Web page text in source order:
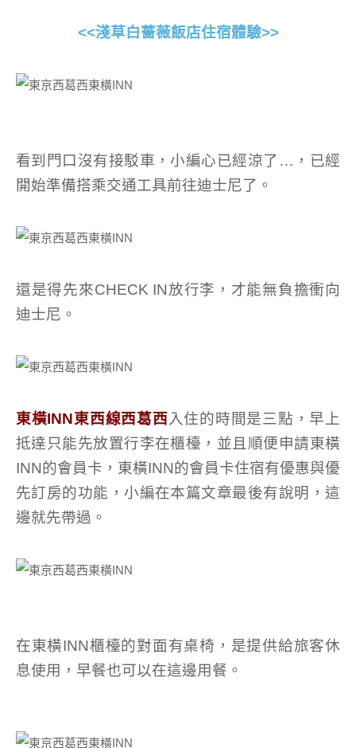
<<淺草白薔薇飯店住宿體驗>>
看到門口沒有接駁車，小編心已經涼了…，已經
開始準備搭乘交通工具前往迪士尼了。
還是得先來CHECK IN放行李，才能無負擔衝向
迪士尼。
東橫INN東西線西葛西入住的時間是三點，早上
抵達只能先放置行李在櫃檯，並且順便申請東橫
INN的會員卡，東橫INN的會員卡住宿有優惠與優
先訂房的功能，小編在本篇文章最後有說明，這
邊就先帶過。
在東橫INN櫃檯的對面有桌椅，是提供給旅客休
息使用，早餐也可以在這邊用餐。